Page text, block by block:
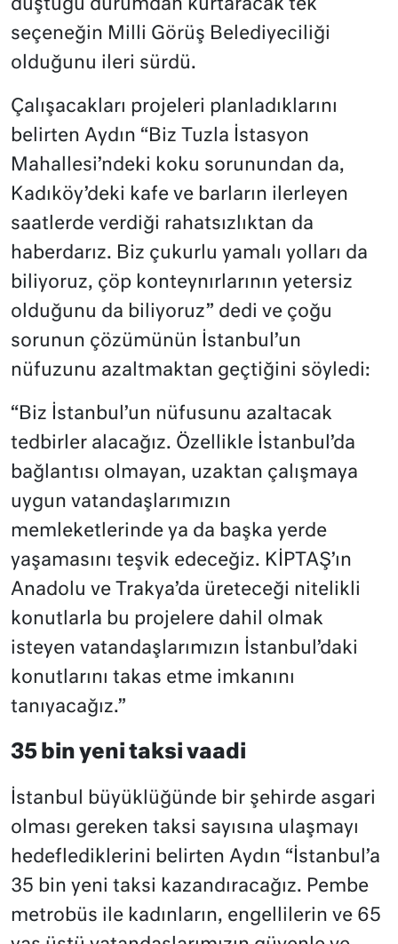
düştüğü durumdan kurtaracak tek
seçeneğin Milli Görüş Belediyeciliği
olduğunu ileri sürdü.
Çalışacakları projeleri planladıklarını
belirten Aydın “Biz Tuzla İstasyon
Mahallesi’ndeki koku sorunundan da,
Kadıköy’deki kafe ve barların ilerleyen
saatlerde verdiği rahatsızlıktan da
haberdarız. Biz çukurlu yamalı yolları da
biliyoruz, çöp konteynırlarının yetersiz
olduğunu da biliyoruz” dedi ve çoğu
sorunun çözümünün İstanbul’un
nüfuzunu azaltmaktan geçtiğini söyledi:
“Biz İstanbul’un nüfusunu azaltacak
tedbirler alacağız. Özellikle İstanbul’da
bağlantısı olmayan, uzaktan çalışmaya
uygun vatandaşlarımızın
memleketlerinde ya da başka yerde
yaşamasını teşvik edeceğiz. KİPTAŞ’ın
Anadolu ve Trakya’da üreteceği nitelikli
konutlarla bu projelere dahil olmak
isteyen vatandaşlarımızın İstanbul’daki
konutlarını takas etme imkanını
tanıyacağız.”
35 bin yeni taksi vaadi
İstanbul büyüklüğünde bir şehirde asgari
olması gereken taksi sayısına ulaşmayı
hedeflediklerini belirten Aydın “İstanbul’a
35 bin yeni taksi kazandıracağız. Pembe
metrobüs ile kadınların, engellilerin ve 65